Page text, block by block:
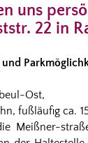
uns
22 in
und
Ost,
fußläufig ca.
Meißner-